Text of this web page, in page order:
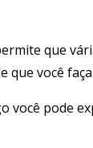
que
você
você pode